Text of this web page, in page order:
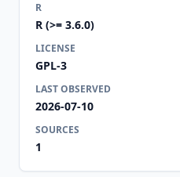
R
R (>= 3.6.0)
LICENSE
GPL-3
LAST OBSERVED
2026-07-10
SOURCES
1